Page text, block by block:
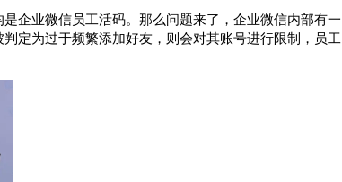
企业微信员工活码。那么问题来了，企业微信内部有一
定为过于频繁添加好友，则会对其账号进行限制，员工